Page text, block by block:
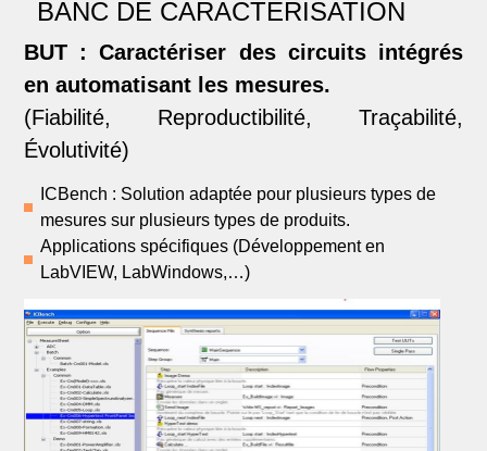
BANC DE CARACTERISATION
BUT : Caractériser des circuits intégrés
en automatisant les mesures.
(Fiabilité, Reproductibilité, Traçabilité,
Évolutivité)
ICBench : Solution adaptée pour plusieurs types de
mesures sur plusieurs types de produits.
Applications spécifiques (Développement en
LabVIEW, LabWindows,…)